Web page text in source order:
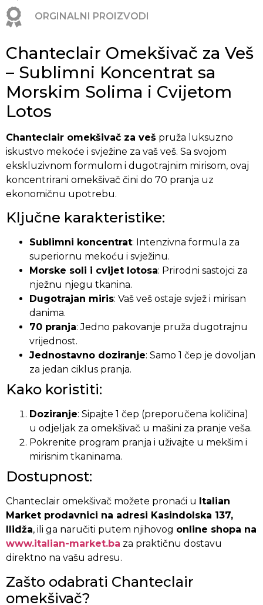
ORGINALNI PROIZVODI
Chanteclair Omekšivač za Veš
– Sublimni Koncentrat sa
Morskim Solima i Cvijetom
Lotos
Chanteclair omekšivač za veš pruža luksuzno
iskustvo mekoće i svježine za vaš veš. Sa svojom
ekskluzivnom formulom i dugotrajnim mirisom, ovaj
koncentrirani omekšivač čini do 70 pranja uz
ekonomičnu upotrebu.
Ključne karakteristike:
Sublimni koncentrat: Intenzivna formula za
superiornu mekoću i svježinu.
Morske soli i cvijet lotosa: Prirodni sastojci za
nježnu njegu tkanina.
Dugotrajan miris: Vaš veš ostaje svjež i mirisan
danima.
70 pranja: Jedno pakovanje pruža dugotrajnu
vrijednost.
Jednostavno doziranje: Samo 1 čep je dovoljan
za jedan ciklus pranja.
Kako koristiti:
Doziranje: Sipajte 1 čep (preporučena količina)
u odjeljak za omekšivač u mašini za pranje veša.
Pokrenite program pranja i uživajte u mekšim i
mirisnim tkaninama.
Dostupnost:
Chanteclair omekšivač možete pronaći u Italian
Market prodavnici na adresi Kasindolska 137,
Ilidža, ili ga naručiti putem njihovog online shopa na
www.italian-market.ba za praktičnu dostavu
direktno na vašu adresu.
Zašto odabrati Chanteclair
omekšivač?